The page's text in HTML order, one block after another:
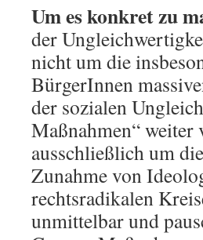
Um es konkret zu
der
nicht um die
BürgerInnen
der sozialen
Maßnahmen“
ausschließlich um
Zunahme von
rechtsradikalen
unmittelbar und